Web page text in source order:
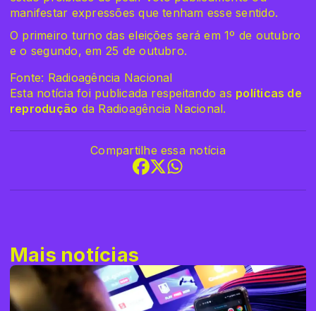
manifestar expressões que tenham esse sentido.
O primeiro turno das eleições será em 1º de outubro
e o segundo, em 25 de outubro.
Fonte: Radioagência Nacional
Esta notícia foi publicada respeitando as políticas de
reprodução da Radioagência Nacional.
Compartilhe essa notícia
Mais notícias